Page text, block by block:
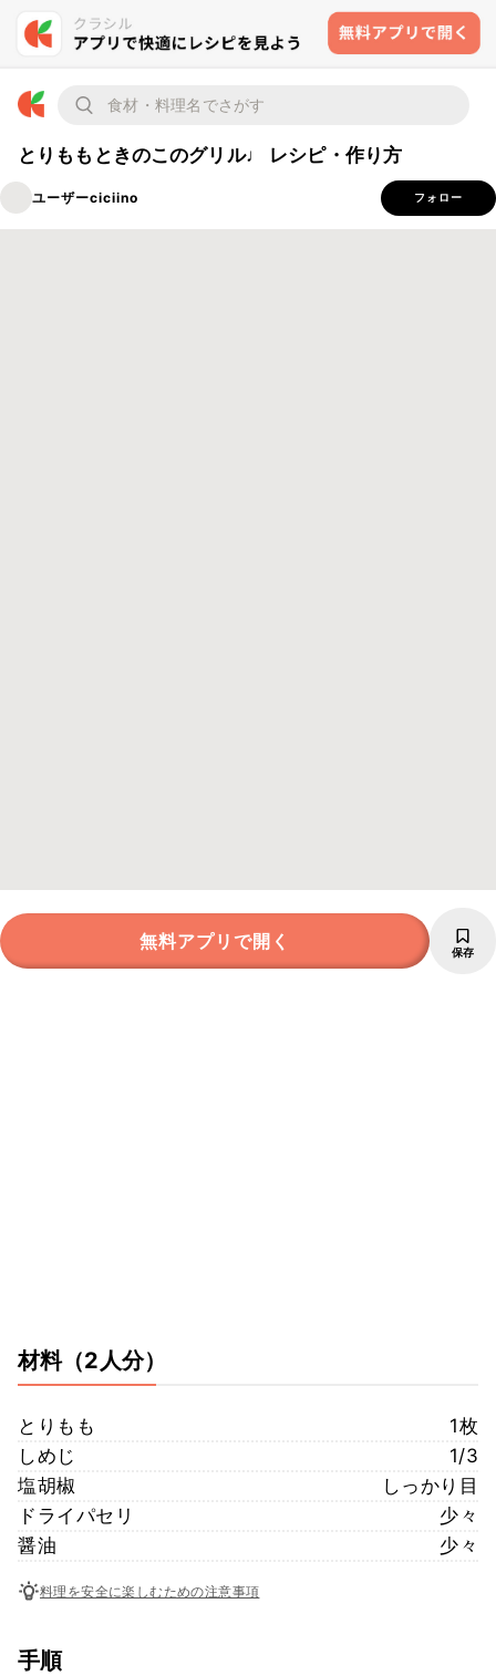
とりももときのこのグリル♩ レシピ・作り方
ユーザーciciino フォロー
無料アプリで開く 保存
材料（2人分）
とりもも
1枚
しめじ
1/3
塩胡椒
しっかり目
ドライパセリ
少々
醤油
少々
料理を安全に楽しむための注意事項
手順